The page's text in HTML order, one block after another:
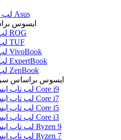
لپ تاپ گیمینگ Asus
ایسوس
لپ تاپ ROG
لپ تاپ TUF
لپ تاپ VivoBook
لپ تاپ ExpertBook
لپ تاپ ZenBook
ایسوس براساس
لپ تاپ ایسوس Core i9
لپ تاپ ایسوس Core i7
لپ تاپ ایسوس Core i5
لپ تاپ ایسوس Core i3
لپ تاپ ایسوس Ryzen 9
لپ تاپ ایسوس Ryzen 7